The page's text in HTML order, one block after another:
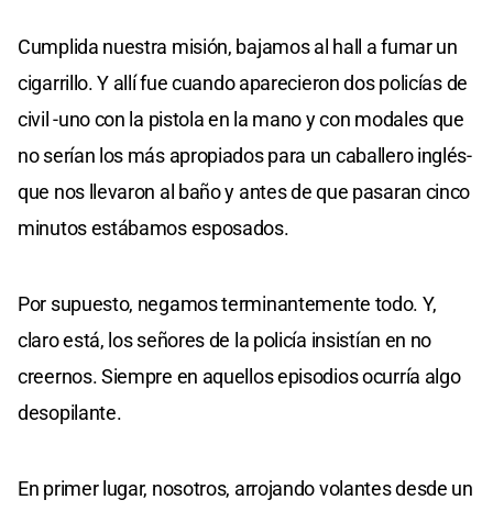
Cumplida nuestra misión, bajamos al hall a fumar un
cigarrillo. Y allí fue cuando aparecieron dos policías de
civil -uno con la pistola en la mano y con modales que
no serían los más apropiados para un caballero inglés-
que nos llevaron al baño y antes de que pasaran cinco
minutos estábamos esposados.
Por supuesto, negamos terminantemente todo. Y,
claro está, los señores de la policía insistían en no
creernos. Siempre en aquellos episodios ocurría algo
desopilante.
En primer lugar, nosotros, arrojando volantes desde un